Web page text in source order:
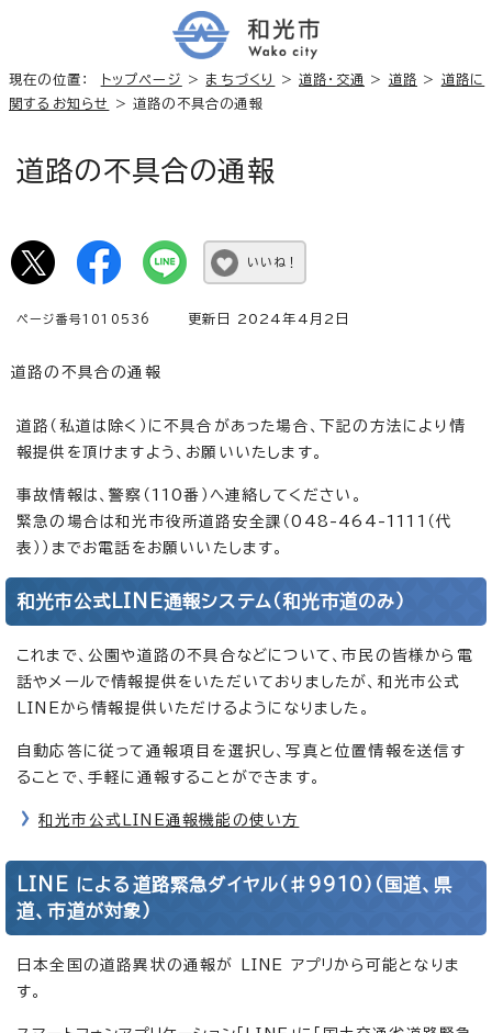
現在の位置： トップページ > まちづくり >道路・交通 > 道路 > 道路に
関するお知らせ
> 道路の不具合の通報
道路の不具合の通報
いいね！
ページ番号1010536 更新日 2024年4月2日
道路の不具合の通報
道路（私道は除く）に不具合があった場合、下記の方法により情
報提供を頂けますよう、お願いいたします。
事故情報は、警察（110番）へ連絡してください。
緊急の場合は和光市役所道路安全課（048-464-1111（代
表））までお電話をお願いいたします。
和光市公式LINE通報システム（和光市道のみ）
これまで、公園や道路の不具合などについて、市民の皆様から電
話やメールで情報提供をいただいておりましたが、和光市公式
LINEから情報提供いただけるようになりました。
自動応答に従って通報項目を選択し、写真と位置情報を送信す
ることで、手軽に通報することができます。
和光市公式LINE通報機能の使い方
LINE による道路緊急ダイヤル（♯9910）（国道、県
道、市道が対象）
日本全国の道路異状の通報が LINE アプリから可能となりま
す。